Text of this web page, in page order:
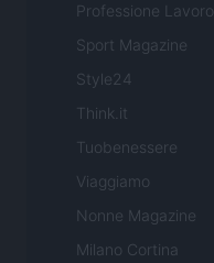
Professione Lavoro
Sport Magazine
Style24
Think.it
Tuobenessere
Viaggiamo
Nonne Magazine
Milano Cortina